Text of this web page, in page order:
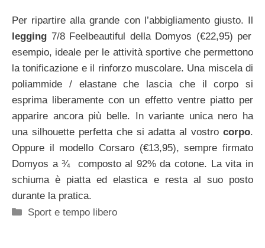
Per ripartire alla grande con l’abbigliamento giusto. Il
legging 7/8 Feelbeautiful della Domyos (€22,95) per
esempio, ideale per le attività sportive che permettono
la tonificazione e il rinforzo muscolare. Una miscela di
poliammide / elastane che lascia che il corpo si
esprima liberamente con un effetto ventre piatto per
apparire ancora più belle. In variante unica nero ha
una silhouette perfetta che si adatta al vostro corpo.
Oppure il modello Corsaro (€13,95), sempre firmato
Domyos a ¾ composto al 92% da cotone. La vita in
schiuma è piatta ed elastica e resta al suo posto
durante la pratica.
Categorie
Sport e tempo libero